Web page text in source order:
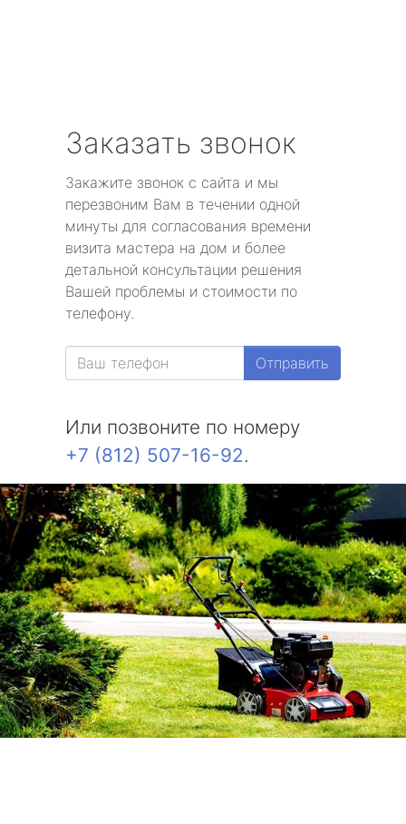
Заказать звонок
Закажите звонок с сайта и мы
перезвоним Вам в течении одной
минуты для согласования времени
визита мастера на дом и более
детальной консультации решения
Вашей проблемы и стоимости по
телефону.
Отправить
Или позвоните по номеру
+7 (812) 507-16-92.